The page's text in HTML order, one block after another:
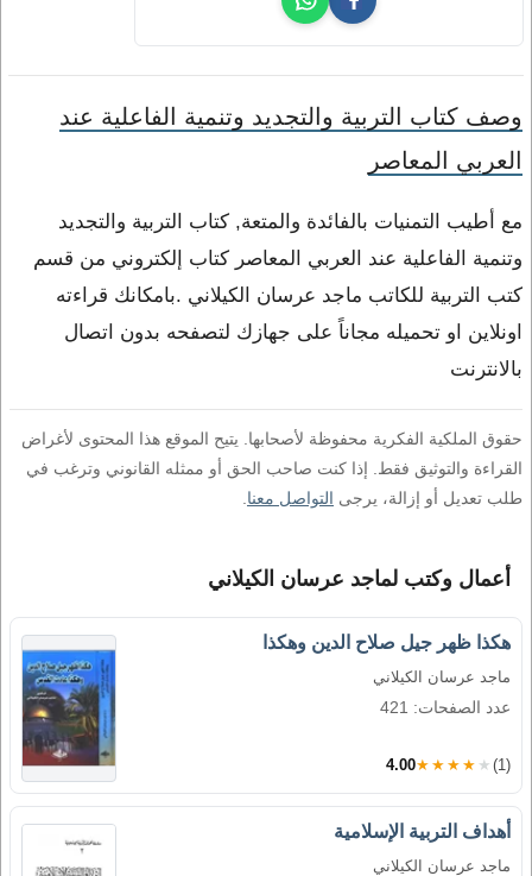
وصف كتاب التربية والتجديد وتنمية الفاعلية عند
العربي المعاصر
مع أطيب التمنيات بالفائدة والمتعة, كتاب التربية والتجديد
وتنمية الفاعلية عند العربي المعاصر كتاب إلكتروني من قسم
كتب التربية للكاتب ماجد عرسان الكيلاني .بامكانك قراءته
اونلاين او تحميله مجاناً على جهازك لتصفحه بدون اتصال
بالانترنت
حقوق الملكية الفكرية محفوظة لأصحابها. يتيح الموقع هذا المحتوى لأغراض
القراءة والتوثيق فقط. إذا كنت صاحب الحق أو ممثله القانوني وترغب في
طلب تعديل أو إزالة، يرجى التواصل معنا
أعمال وكتب لماجد عرسان الكيلاني
هكذا ظهر جيل صلاح الدين وهكذا
ماجد عرسان الكيلاني
عدد الصفحات: 421
4.00★★★★★ (1)
أهداف التربية الإسلامية
ماجد عرسان الكيلاني